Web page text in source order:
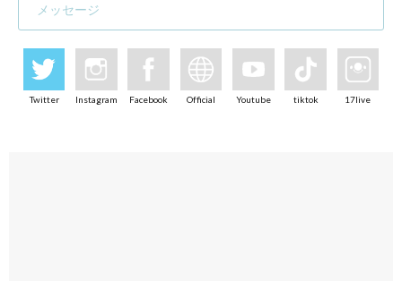
メッセージ
Twitter Instagram Facebook Official Youtube tiktok 17live